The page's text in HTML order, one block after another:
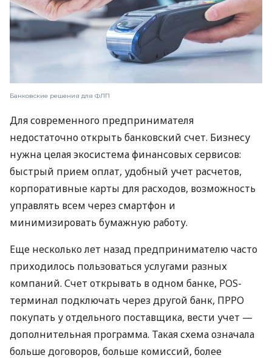
Банковские решения для ФЛП
Для современного предпринимателя
недостаточно открыть банковский счет. Бизнесу
нужна целая экосистема финансовых сервисов:
быстрый прием оплат, удобный учет расчетов,
корпоративные карты для расходов, возможность
управлять всем через смартфон и
минимизировать бумажную работу.
Еще несколько лет назад предпринимателю часто
приходилось пользоваться услугами разных
компаний. Счет открывать в одном банке, POS-
терминал подключать через другой банк, ПРРО
покупать у отдельного поставщика, вести учет —
дополнительная программа. Такая схема означала
больше договоров, больше комиссий, более